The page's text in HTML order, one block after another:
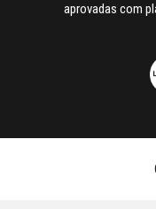
aprovadas com